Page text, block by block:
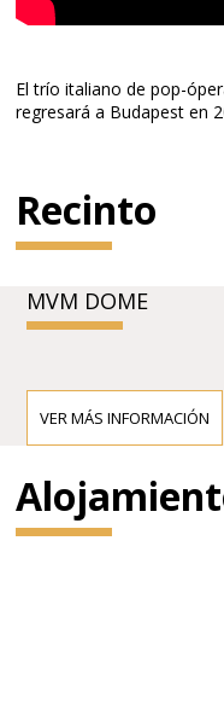
El trío italiano de pop-
regresará a Budapest en
Recinto
MVM DOME
VER MÁS INFORMACIÓN